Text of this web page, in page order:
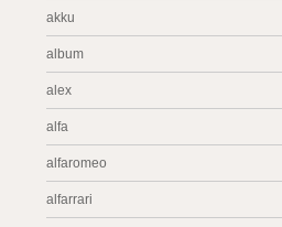
akku
album
alex
alfa
alfaromeo
alfarrari